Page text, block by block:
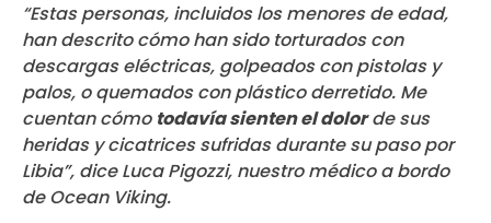
“Estas personas, incluidos los menores de edad,
han descrito cómo han sido torturados con
descargas eléctricas, golpeados con pistolas y
palos, o quemados con plástico derretido. Me
cuentan cómo todavía sienten el dolorde sus
heridas y cicatrices sufridas durante su paso por
Libia”, dice Luca Pigozzi, nuestro médico a bordo
de Ocean Viking.